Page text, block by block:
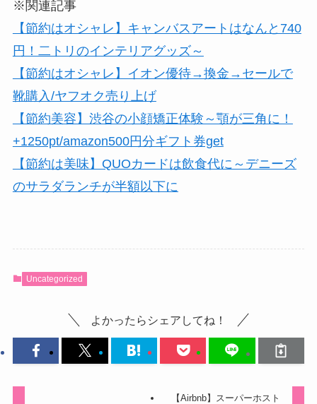
※関連記事
【節約はオシャレ】キャンバスアートはなんと740
円！二トリのインテリアグッズ～
【節約はオシャレ】イオン優待→換金→セールで
靴購入/ヤフオク売り上げ
【節約美容】渋谷の小顔矯正体験～顎が三角に！
+1250pt/amazon500円分ギフト券get
【節約は美味】QUOカードは飲食代に～デニーズ
のサラダランチが半額以下に
Uncategorized
よかったらシェアしてね！
【Airbnb】スーパーホスト